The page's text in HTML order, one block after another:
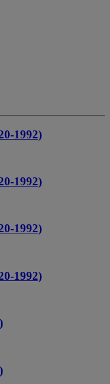
1992)
1992)
1992)